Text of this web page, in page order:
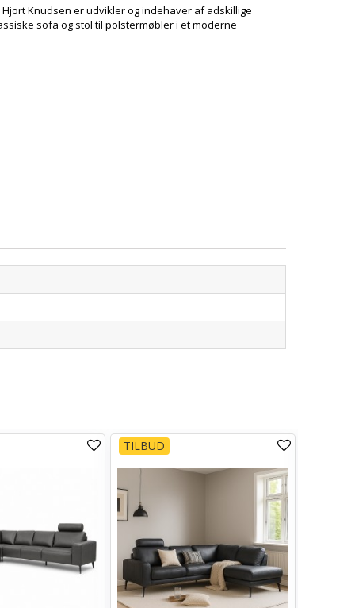
Knudsen er udvikler og indehaver af adskillige
sofa og stol til polstermøbler i et moderne
TILBUD